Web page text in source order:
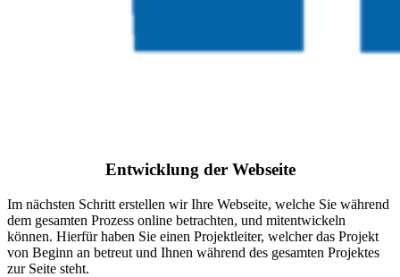
Entwicklung der Webseite
Im nächsten Schritt erstellen wir Ihre Webseite, welche Sie während
dem gesamten Prozess online betrachten, und mitentwickeln
können. Hierfür haben Sie einen Projektleiter, welcher das Projekt
von Beginn an betreut und Ihnen während des gesamten Projektes
zur Seite steht.